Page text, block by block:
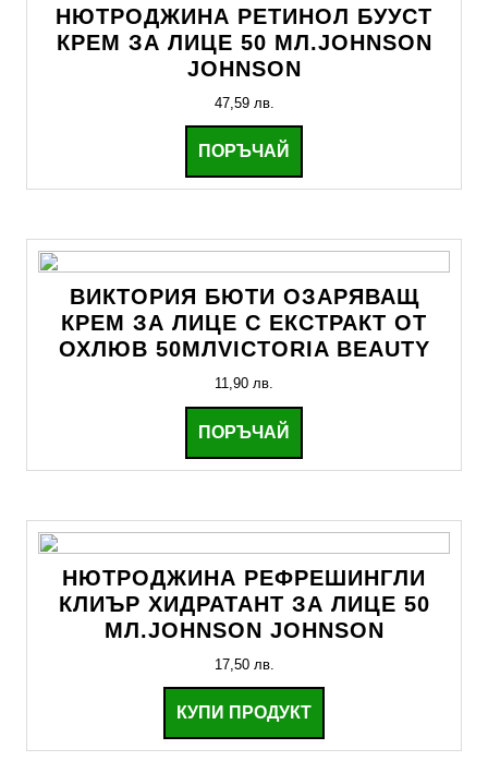
НЮТРОДЖИНА РЕТИНОЛ БУУСТ
КРЕМ ЗА ЛИЦЕ 50 МЛ.JOHNSON
JOHNSON
47,59 лв.
ПОРЪЧАЙ
ВИКТОРИЯ БЮТИ ОЗАРЯВАЩ
КРЕМ ЗА ЛИЦЕ С ЕКСТРАКТ ОТ
ОХЛЮВ 50МЛVICTORIA BEAUTY
11,90 лв.
ПОРЪЧАЙ
НЮТРОДЖИНА РEФРЕШИНГЛИ
КЛИЪР ХИДРАТАНТ ЗА ЛИЦЕ 50
МЛ.JOHNSON JOHNSON
17,50 лв.
КУПИ ПРОДУКТ